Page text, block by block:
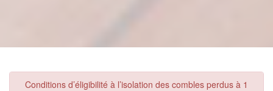
Conditions d’éligibilité à l’isolation des combles perdus à 1